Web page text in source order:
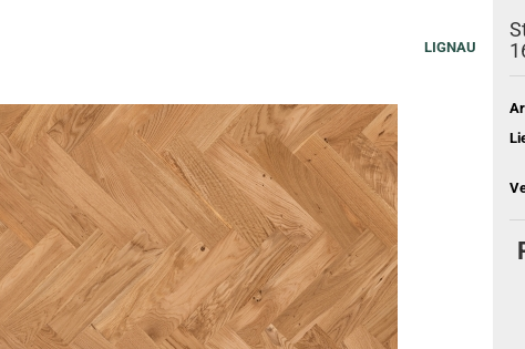
Konto
LIGNAU